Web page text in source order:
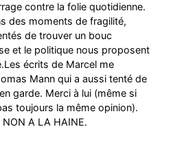
contre la folie quotidienne.
des moments de fragilité,
de trouver un bouc
et le politique nous proposent
écrits de Marcel me
Mann qui a aussi tenté de
garde. Merci à lui (même si
toujours la même opinion).
NON A LA HAINE.